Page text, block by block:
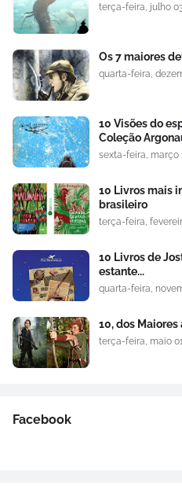
terça-feira, julho
Os 7 maiores
quarta-feira,
10 Visões do
Coleção
sexta-feira, março
10 Livros mais
brasileiro
terça-feira,
10 Livros de
estante...
quarta-feira,
10, dos
terça-feira, maio
Facebook